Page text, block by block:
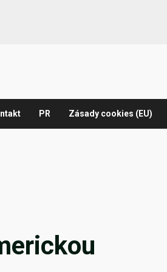
PR Zásady cookies (EU)